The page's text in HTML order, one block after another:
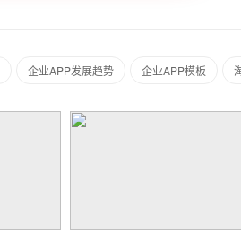
企业APP发展趋势 企业APP模板